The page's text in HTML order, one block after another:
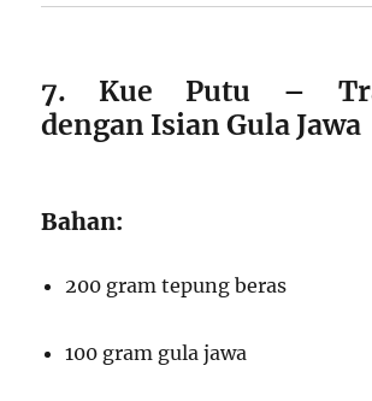
7. Kue Putu –
dengan Isian Gula Jawa
Bahan:
200 gram tepung beras
100 gram gula jawa